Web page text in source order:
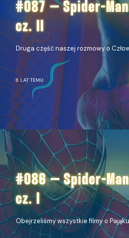
#087 – Spider-
cz. II
Druga część naszej rozmowy o
6 LAT TEMU
#086 – Spider-
cz. I
Obejrzeliśmy wszystkie filmy o